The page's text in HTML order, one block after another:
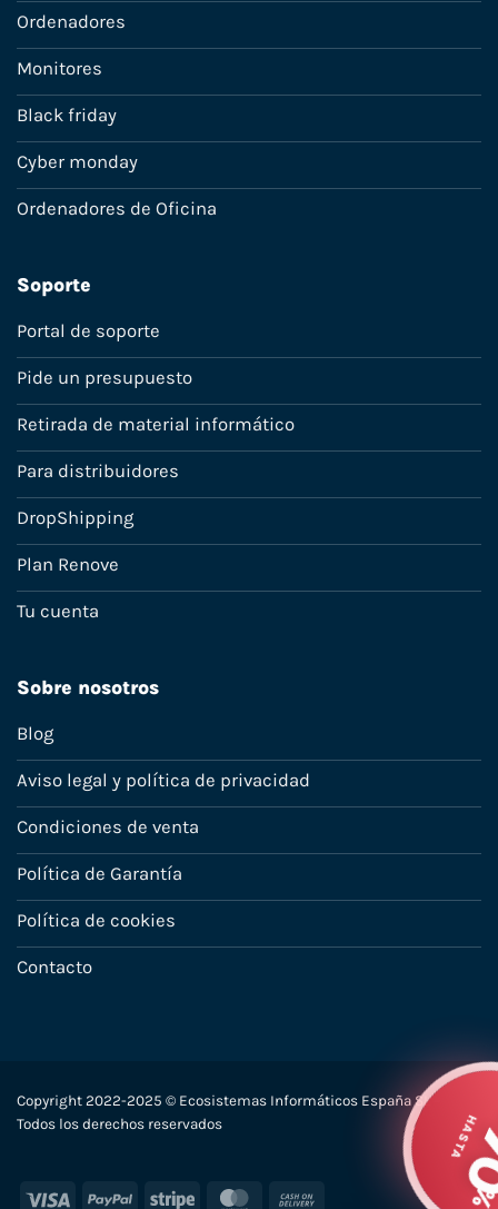
Ordenadores
Monitores
Black friday
Cyber monday
Ordenadores de Oficina
Soporte
Portal de soporte
Pide un presupuesto
Retirada de material informático
Para distribuidores
DropShipping
Plan Renove
Tu cuenta
Sobre nosotros
Blog
Aviso legal y política de privacidad
Condiciones de venta
Política de Garantía
Política de cookies
Contacto
Copyright 2022-2025 © Ecosistemas Informáticos España SL –
Todos los derechos reservados
Visa PayPal Stripe MasterCard